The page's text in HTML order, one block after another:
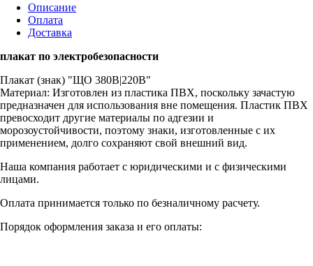
Описание
Оплата
Доставка
плакат по электробезопасности
Плакат (знак) "ЩО 380В|220В"
Материал: Изготовлен из пластика ПВХ, поскольку зачастую
предназначен для использования вне помещения. Пластик ПВХ
превосходит другие материалы по адгезии и
морозоустойчивости, поэтому знаки, изготовленные с их
применением, долго сохраняют свой внешний вид.
Наша компания работает с юридическими и с физическими
лицами.
Оплата принимается только по безналичному расчету.
Порядок оформления заказа и его оплаты: